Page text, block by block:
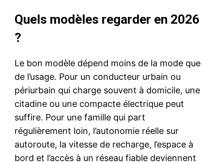
Quels modèles regarder en 2026
?
Le bon modèle dépend moins de la mode que
de l’usage. Pour un conducteur urbain ou
périurbain qui charge souvent à domicile, une
citadine ou une compacte électrique peut
suffire. Pour une famille qui part
régulièrement loin, l’autonomie réelle sur
autoroute, la vitesse de recharge, l’espace à
bord et l’accès à un réseau fiable deviennent